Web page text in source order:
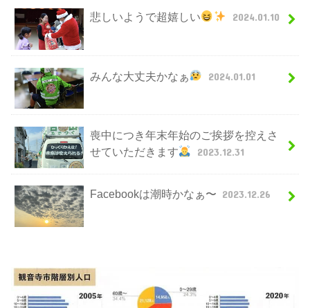
悲しいようで超嬉しい 2024.01.10
みんな大丈夫かなぁ 2024.01.01
喪中につき年末年始のご挨拶を控えさ
せていただきます
2023.12.31
Facebookは潮時かなぁ〜 2023.12.26